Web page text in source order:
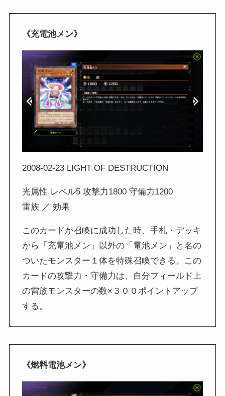
《充電池メン》
2008-02-23 LIGHT OF DESTRUCTION
光属性 レベル5 攻撃力1800 守備力1200
雷族 ／ 効果
このカードが召喚に成功した時、手札・デッキ
から「充電池メン」以外の「電池メン」と名の
ついたモンスター１体を特殊召喚できる。この
カードの攻撃力・守備力は、自分フィールド上
の雷族モンスターの数×３００ポイントアップ
する。
《燃料電池メン》